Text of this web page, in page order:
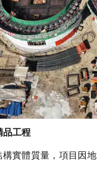
品工程
實體質量，項目因